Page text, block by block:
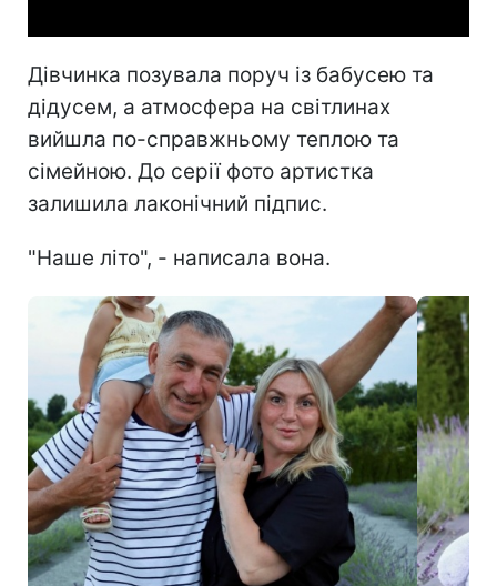
Дівчинка позувала поруч із бабусею та
дідусем, а атмосфера на світлинах
вийшла по-справжньому теплою та
сімейною. До серії фото артистка
залишила лаконічний підпис.
"Наше літо", - написала вона.